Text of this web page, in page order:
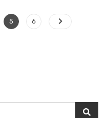
Page
5 Page
6